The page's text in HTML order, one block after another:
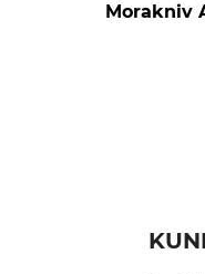
Morakniv